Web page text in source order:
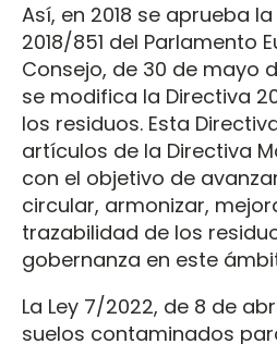
Así, en 2018 se aprueba
2018/851 del Parlamento
Consejo, de 30 de mayo
se modifica la Directiva
los residuos. Esta
artículos de la Directiva
con el objetivo de
circular, armonizar,
trazabilidad de los
gobernanza en este
La Ley 7/2022, de 8 de
suelos contaminados